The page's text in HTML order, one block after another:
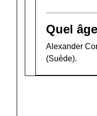
Quel
Alexander
(Suède).